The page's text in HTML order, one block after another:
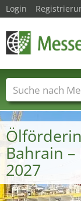
Bahrain
2027
Login
Messenamen